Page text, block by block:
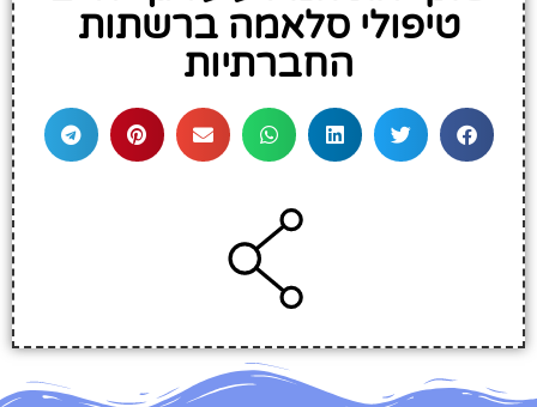
טיפולי סלאמה ברשתות
החברתיות